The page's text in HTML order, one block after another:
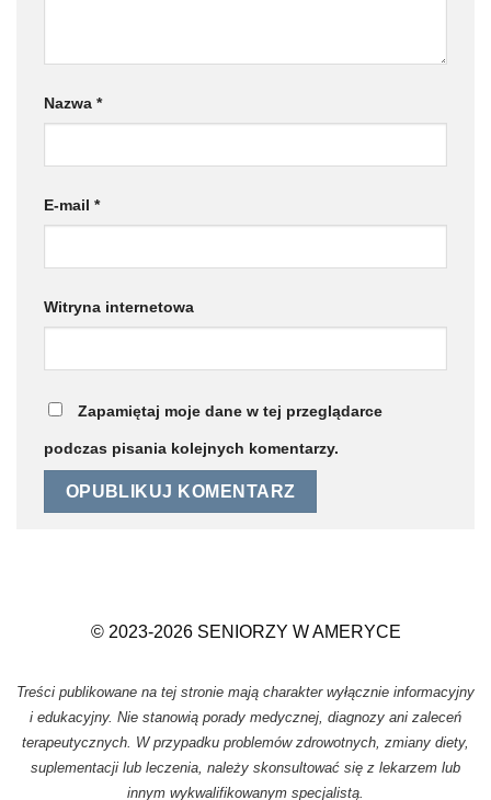
Nazwa *
E-mail *
Witryna internetowa
Zapamiętaj moje dane w tej przeglądarce
podczas pisania kolejnych komentarzy.
© 2023-2026 SENIORZY W AMERYCE
Treści publikowane na tej stronie mają charakter wyłącznie informacyjny
i edukacyjny. Nie stanowią porady medycznej, diagnozy ani zaleceń
terapeutycznych. W przypadku problemów zdrowotnych, zmiany diety,
suplementacji lub leczenia, należy skonsultować się z lekarzem lub
innym wykwalifikowanym specjalistą.